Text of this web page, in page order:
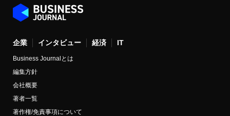
企業 インタビュー 経済 IT
Business Journalとは
編集方針
会社概要
著者一覧
著作権/免責事項について